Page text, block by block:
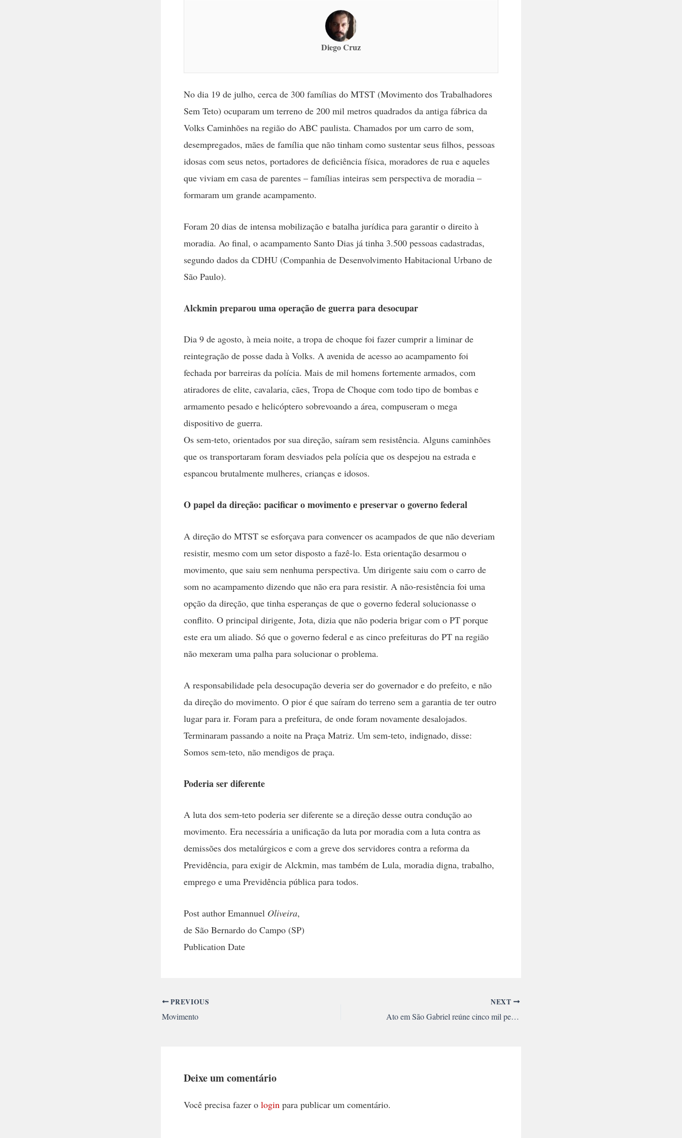
Diego Cruz
No dia 19 de julho, cerca de 300 famílias do MTST (Movimento dos Trabalhadores
Sem Teto) ocuparam um terreno de 200 mil metros quadrados da antiga fábrica da
Volks Caminhões na região do ABC paulista. Chamados por um carro de som,
desempregados, mães de família que não tinham como sustentar seus filhos, pessoas
idosas com seus netos, portadores de deficiência física, moradores de rua e aqueles
que viviam em casa de parentes – famílias inteiras sem perspectiva de moradia –
formaram um grande acampamento.
Foram 20 dias de intensa mobilização e batalha jurídica para garantir o direito à
moradia. Ao final, o acampamento Santo Dias já tinha 3.500 pessoas cadastradas,
segundo dados da CDHU (Companhia de Desenvolvimento Habitacional Urbano de
São Paulo).
Alckmin preparou uma operação de guerra para desocupar
Dia 9 de agosto, à meia noite, a tropa de choque foi fazer cumprir a liminar de
reintegração de posse dada à Volks. A avenida de acesso ao acampamento foi
fechada por barreiras da polícia. Mais de mil homens fortemente armados, com
atiradores de elite, cavalaria, cães, Tropa de Choque com todo tipo de bombas e
armamento pesado e helicóptero sobrevoando a área, compuseram o mega
dispositivo de guerra.
Os sem-teto, orientados por sua direção, saíram sem resistência. Alguns caminhões
que os transportaram foram desviados pela polícia que os despejou na estrada e
espancou brutalmente mulheres, crianças e idosos.
O papel da direção: pacificar o movimento e preservar o governo federal
A direção do MTST se esforçava para convencer os acampados de que não deveriam
resistir, mesmo com um setor disposto a fazê-lo. Esta orientação desarmou o
movimento, que saiu sem nenhuma perspectiva. Um dirigente saiu com o carro de
som no acampamento dizendo que não era para resistir. A não-resistência foi uma
opção da direção, que tinha esperanças de que o governo federal solucionasse o
conflito. O principal dirigente, Jota, dizia que não poderia brigar com o PT porque
este era um aliado. Só que o governo federal e as cinco prefeituras do PT na região
não mexeram uma palha para solucionar o problema.
A responsabilidade pela desocupação deveria ser do governador e do prefeito, e não
da direção do movimento. O pior é que saíram do terreno sem a garantia de ter outro
lugar para ir. Foram para a prefeitura, de onde foram novamente desalojados.
Terminaram passando a noite na Praça Matriz. Um sem-teto, indignado, disse:
Somos sem-teto, não mendigos de praça.
Poderia ser diferente
A luta dos sem-teto poderia ser diferente se a direção desse outra condução ao
movimento. Era necessária a unificação da luta por moradia com a luta contra as
demissões dos metalúrgicos e com a greve dos servidores contra a reforma da
Previdência, para exigir de Alckmin, mas também de Lula, moradia digna, trabalho,
emprego e uma Previdência pública para todos.
Post author Emannuel Oliveira,
de São Bernardo do Campo (SP)
Publication Date
PREVIOUS
Movimento
NEXT
Ato em São Gabriel reúne cinco mil pela reforma agrária
Deixe um comentário
Você precisa fazer o login para publicar um comentário.